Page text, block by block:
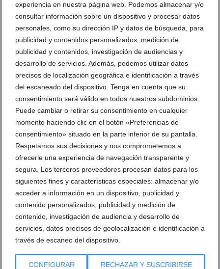
experiencia en nuestra página web. Podemos almacenar y/o
consultar información sobre un dispositivo y procesar datos
personales, como su dirección IP y datos de búsqueda, para
publicidad y contenidos personalizados, medición de
publicidad y contenidos, investigación de audiencias y
desarrollo de servicios. Además, podemos utilizar datos
precisos de localización geográfica e identificación a través
del escaneado del dispositivo. Tenga en cuenta que su
consentimiento será válido en todos nuestros subdominios.
Puede cambiar o retirar su consentimiento en cualquier
momento haciendo clic en el botón «Preferencias de
consentimiento» situado en la parte inferior de su pantalla.
Respetamos sus decisiones y nos comprometemos a
ofrecerle una experiencia de navegación transparente y
segura. Los terceros proveedores procesan datos para los
siguientes fines y características especiales: almacenar y/o
acceder a información en un dispositivo, publicidad y
contenido personalizados, publicidad y medición de
contenido, investigación de audiencia y desarrollo de
servicios, datos precisos de geolocalización e identificación a
través de escaneo del dispositivo.
CONFIGURAR RECHAZAR Y SUSCRIBIRSE
Brinda junto al mar: la Navidad se celebra en
Restaurante Noguera
08 de noviembre de 2025